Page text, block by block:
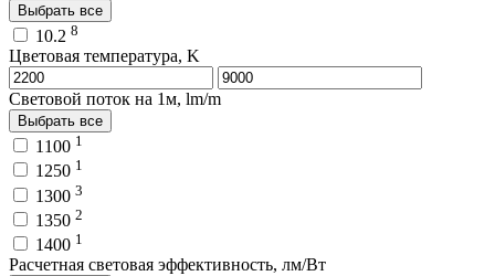
Выбрать все
10.2 8
Цветовая температура, K
Световой поток на 1м, lm/m
Выбрать все
1100 1
1250 1
1300 3
1350 2
1400 1
Расчетная световая эффективность, лм/Вт